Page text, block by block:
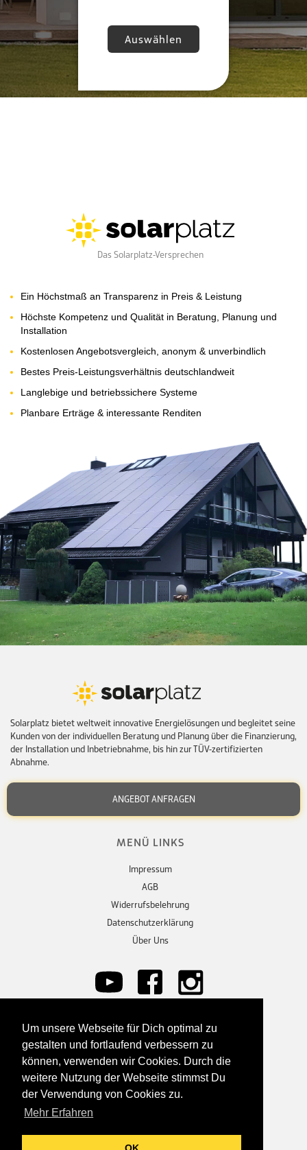
Um unsere Webseite für Dich optimal zu
gestalten und fortlaufend verbessern zu
können, verwenden wir Cookies. Durch die
weitere Nutzung der Webseite stimmst Du
der Verwendung von Cookies zu.
Mehr Erfahren
Auswählen
Das Solarplatz-Versprechen
Ein Höchstmaß an Transparenz in Preis & Leistung
Höchste Kompetenz und Qualität in Beratung, Planung und
Installation
Kostenlosen Angebotsvergleich, anonym & unverbindlich
Bestes Preis-Leistungsverhältnis deutschlandweit
Langlebige und betriebssichere Systeme
Planbare Erträge & interessante Renditen
Solarplatz bietet weltweit innovative Energielösungen und begleitet seine
Kunden von der individuellen Beratung und Planung über die Finanzierung,
der Installation und Inbetriebnahme, bis hin zur TÜV-zertifizierten
Abnahme.
ANGEBOT ANFRAGEN
MENÜ LINKS
Impressum
AGB
Widerrufsbelehrung
Datenschutzerklärung
Über Uns
KONTAKT
Solarplatz GmbH
Im Wiesengrund 8-10
56746 Spessart
info@solarplatz.de